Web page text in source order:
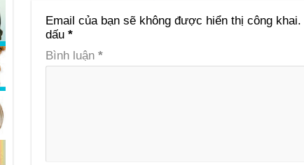
Email của bạn sẽ không được hiển thị công khai.
dấu *
Bình luận *